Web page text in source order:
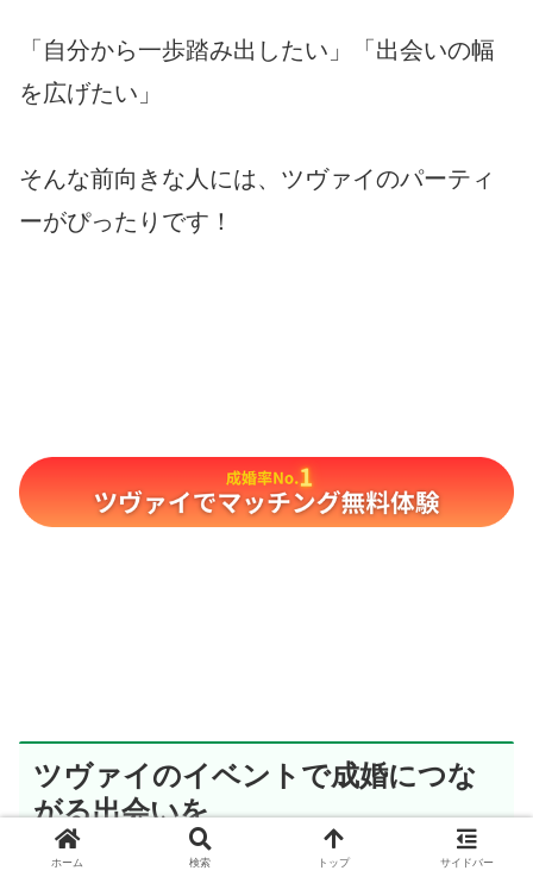
「自分から一歩踏み出したい」「出会いの幅
を広げたい」
そんな前向きな人には、ツヴァイのパーティ
ーがぴったりです！
ツヴァイのイベントで成婚につな
がる出会いを
ホーム 検索 トップ サイドバー